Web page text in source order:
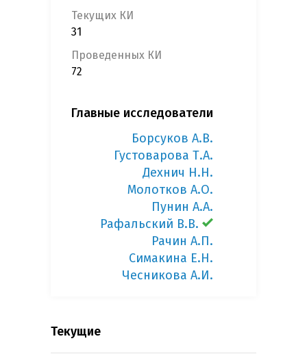
Текущих КИ
31
Проведенных КИ
72
Главные исследователи
Борсуков А.В.
Густоварова Т.А.
Дехнич Н.Н.
Молотков А.О.
Пунин А.А.
Рафальский В.В.
Рачин А.П.
Симакина Е.Н.
Чесникова А.И.
Текущие